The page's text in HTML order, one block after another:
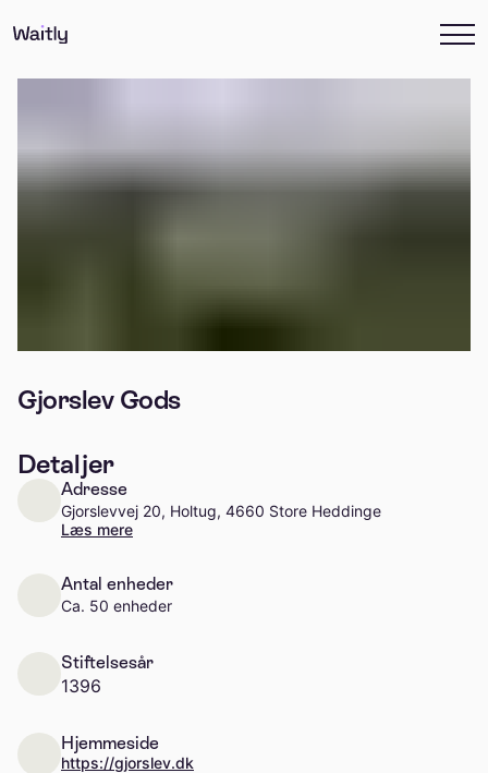
Gjorslev Gods
Detaljer
Adresse
Gjorslevvej 20, Holtug, 4660 Store Heddinge
Læs mere
Antal enheder
Ca. 50 enheder
Stiftelsesår
1396
Hjemmeside
https://gjorslev.dk